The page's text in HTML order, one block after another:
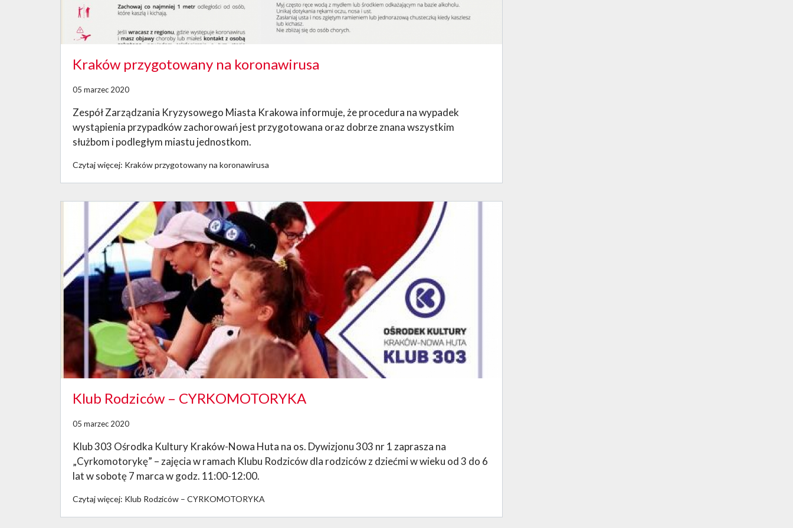
Kraków przygotowany na koronawirusa
05 marzec 2020
Zespół Zarządzania Kryzysowego Miasta Krakowa informuje, że procedura na wypadek
wystąpienia przypadków zachorowań jest przygotowana oraz dobrze znana wszystkim
służbom i podległym miastu jednostkom.
Czytaj więcej: Kraków przygotowany na koronawirusa
Klub Rodziców – CYRKOMOTORYKA
05 marzec 2020
Klub 303 Ośrodka Kultury Kraków-Nowa Huta na os. Dywizjonu 303 nr 1 zaprasza na
„Cyrkomotorykę” – zajęcia w ramach Klubu Rodziców dla rodziców z dziećmi w wieku od 3 do 6
lat w sobotę 7 marca w godz. 11:00-12:00.
Czytaj więcej: Klub Rodziców – CYRKOMOTORYKA